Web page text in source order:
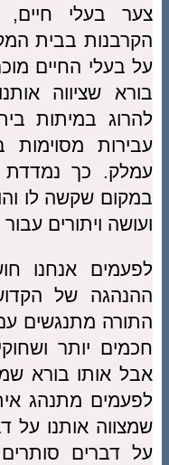
צער בעלי חיים,
הקרבנות בבית
על בעלי החיים
בורא שציווה
להרוג במיתות
עבירות מסוימות
עמלק. כך
במקום שקשה לו
ועושה ויתורים
לפעמים אנחנו
ההנהגה של
התורה מתנגשים
חכמים יותר
אבל אותו בורא
לפעמים מתנהג
שמצווה אותנו על
על דברים